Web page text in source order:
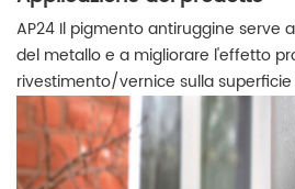
AP24 Il pigmento antiruggine serve
del metallo e a migliorare l'effetto
rivestimento/vernice sulla